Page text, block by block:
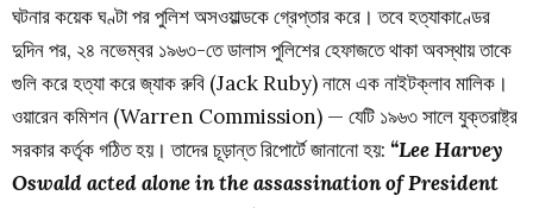
ঘটনার কয়েক ঘণ্টা পর পুলিশ অসওয়াল্ডকে গ্রেপ্তার করে। তবে হত্যাকাণ্ডের
দুদিন পর, ২৪ নভেম্বর ১৯৬৩-তে ডালাস পুলিশের হেফাজতে থাকা অবস্থায় তাকে
গুলি করে হত্যা করে জ্যাক রুবি (Jack Ruby) নামে এক নাইটক্লাব মালিক।
ওয়ারেন কমিশন (Warren Commission) — যেটি ১৯৬৩ সালে যুক্তরাষ্ট্র
সরকার কর্তৃক গঠিত হয়। তাদের চূড়ান্ত রিপোর্টে জানানো হয়: “Lee Harvey
Oswald acted alone in the assassination of President